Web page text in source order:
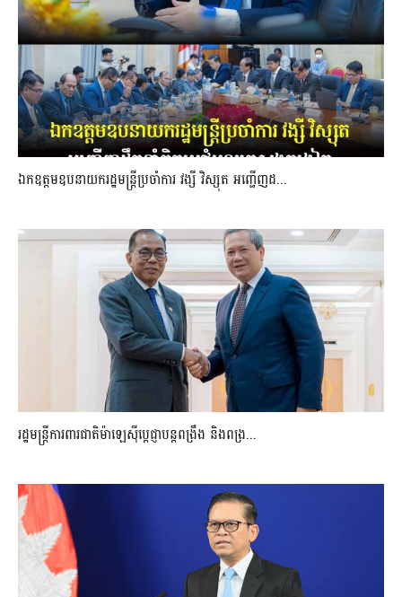
ឯកឧត្តមឧបនាយករដ្ឋមន្រ្តីប្រចាំការ វង្សី វិស្សុត អញ្ជើញដ...
រដ្ឋមន្ត្រីការពារជាតិម៉ាឡេស៊ីប្ដេជ្ញាបន្តពង្រឹង និងពង្រ...